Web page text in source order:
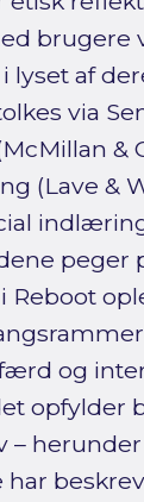
brugere
lyset af
via
&
(Lave &
peger
Reboot
og
opfylder
–